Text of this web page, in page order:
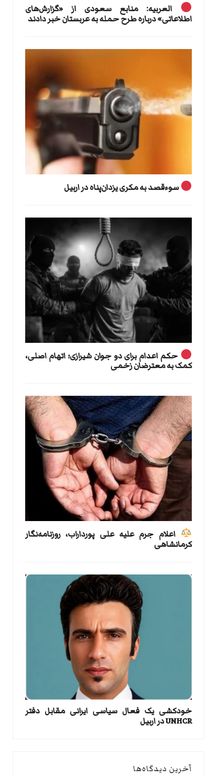
العربیه: منابع سعودی از «گزارش‌های
اطلاعاتی» درباره طرح حمله به عربستان خبر دادند
سوءقصد به مکری یزدان‌پناه در اربیل
حکم اعدام برای دو جوان شیرازی؛ اتهام اصلی،
کمک به معترضان زخمی
اعلام جرم علیه علی پورداراب، روزنامه‌نگار
کرمانشاهی
خودکشی یک فعال سیاسی ایرانی مقابل دفتر
UNHCR در اربیل
آخرین دیدگاه‌ها